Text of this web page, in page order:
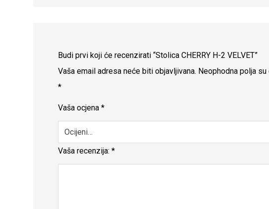
Budi prvi koji će recenzirati “Stolica CHERRY H-2 VELVET”
Vaša email adresa neće biti objavljivana. Neophodna polja
*
Vaša ocjena*
Vaša recenzija:*